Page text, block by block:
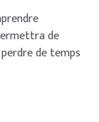
de
de temps